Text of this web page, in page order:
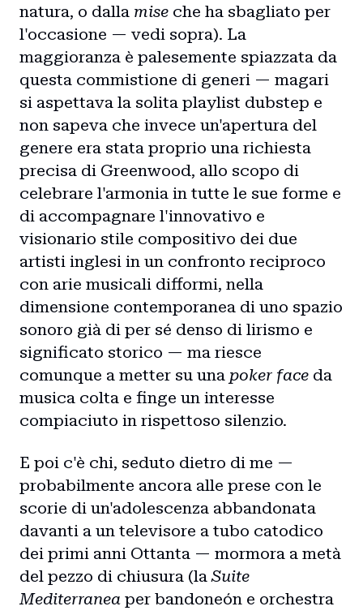
natura, o dalla mise che ha sbagliato per
l'occasione — vedi sopra). La
maggioranza è palesemente spiazzata da
questa commistione di generi — magari
si aspettava la solita playlist dubstep e
non sapeva che invece un'apertura del
genere era stata proprio una richiesta
precisa di Greenwood, allo scopo di
celebrare l'armonia in tutte le sue forme e
di accompagnare l'innovativo e
visionario stile compositivo dei due
artisti inglesi in un confronto reciproco
con arie musicali difformi, nella
dimensione contemporanea di uno spazio
sonoro già di per sé denso di lirismo e
significato storico — ma riesce
comunque a metter su una poker face da
musica colta e finge un interesse
compiaciuto in rispettoso silenzio.
E poi c'è chi, seduto dietro di me —
probabilmente ancora alle prese con le
scorie di un'adolescenza abbandonata
davanti a un televisore a tubo catodico
dei primi anni Ottanta — mormora a metà
del pezzo di chiusura (la Suite
Mediterranea per bandoneón e orchestra